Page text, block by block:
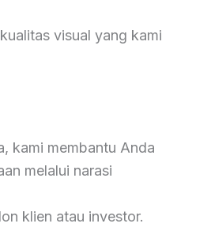
visual yang kami
kami membantu Anda
melalui narasi
klien atau investor.